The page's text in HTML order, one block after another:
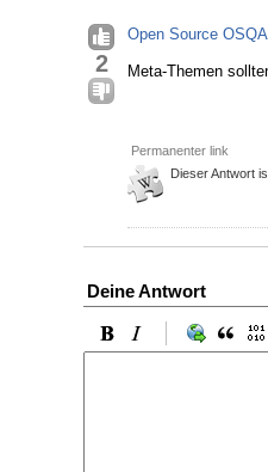
2
Open Source
Meta-Themen
Permanenter link
Dieser Antwort
Deine Antwort